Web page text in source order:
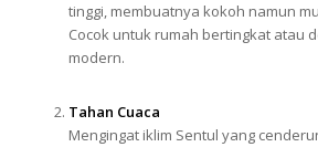
tinggi, membuatnya kokoh namun
Cocok untuk rumah bertingkat atau
modern.
Tahan Cuaca
Mengingat iklim Sentul yang